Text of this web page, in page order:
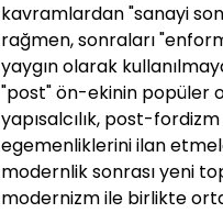
kavramlardan "sanayi
rağmen, sonraları
yaygın olarak
"post" ön-ekinin popüler
yapısalcılık, post-
egemenliklerini ilan
modernlik sonrası yeni
modernizm ile birlikte